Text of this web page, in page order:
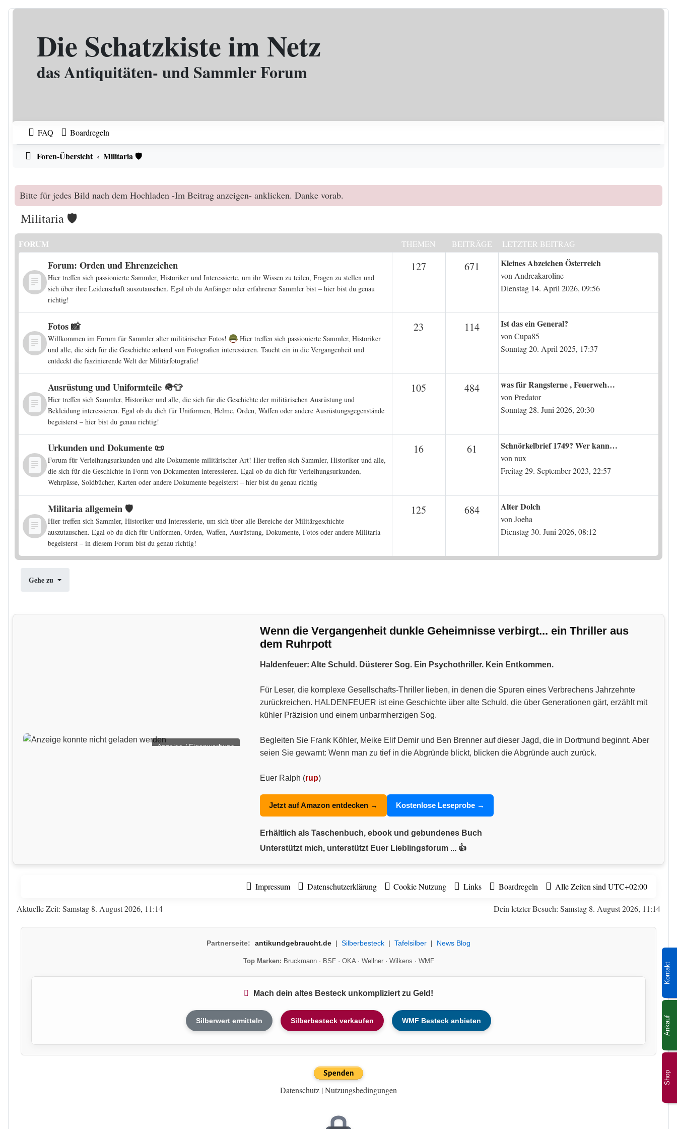
Shop
Kontakt
Ankauf
Zum Inhalt
Die Schatzkiste im Netz
das Antiquitäten- und Sammler Forum
FAQ Boardregeln
Foren-Übersicht Militaria 🛡️
Bitte für jedes Bild nach dem Hochladen -Im Beitrag anzeigen- anklicken. Danke vorab.
Militaria 🛡️
FORUM THEMEN BEITRÄGE LETZTER BEITRAG
Forum: Orden und Ehrenzeichen
Hier treffen sich passionierte Sammler, Historiker und Interessierte, um ihr Wissen zu teilen, Fragen zu stellen und
sich über ihre Leidenschaft auszutauschen. Egal ob du Anfänger oder erfahrener Sammler bist – hier bist du genau
richtig!
127 671 BeiträgeLetzter Beitrag
Kleines Abzeichen Österreich
von Andreakaroline
Dienstag 14. April 2026, 09:56
Fotos 📸
Willkommen im Forum für Sammler alter militärischer Fotos!
Hier treffen sich passionierte Sammler, Historiker
und alle, die sich für die Geschichte anhand von Fotografien interessieren. Taucht ein in die Vergangenheit und
entdeckt die faszinierende Welt der Militärfotografie!
23 114BeiträgeLetzter Beitrag
Ist das ein General?
vonCupa85
Sonntag 20. April 2025, 17:37
Ausrüstung und Uniformteile 🪖👕
Hier treffen sich Sammler, Historiker und alle, die sich für die Geschichte der militärischen Ausrüstung und
Bekleidung interessieren. Egal ob du dich für Uniformen, Helme, Orden, Waffen oder andere Ausrüstungsgegenstände
begeisterst – hier bist du genau richtig!
105 484BeiträgeLetzter Beitrag
was für Rangsterne , Feuerweh…
vonPredator
Sonntag 28. Juni 2026, 20:30
Urkunden und Dokumente 📜
Forum für Verleihungsurkunden und alte Dokumente militärischer Art! Hier treffen sich Sammler, Historiker und alle,
die sich für die Geschichte in Form von Dokumenten interessieren. Egal ob du dich für Verleihungsurkunden,
Wehrpässe, Soldbücher, Karten oder andere Dokumente begeisterst – hier bist du genau richtig
16Themen 61 BeiträgeLetzter Beitrag
Schnörkelbrief 1749? Wer kann…
vonnux
Freitag 29. September 2023, 22:57
Militaria allgemein 🛡️
Hier treffen sich Sammler, Historiker und Interessierte, um sich über alle Bereiche der Militärgeschichte
auszutauschen. Egal ob du dich für Uniformen, Orden, Waffen, Ausrüstung, Dokumente, Fotos oder andere Militaria
begeisterst – in diesem Forum bist du genau richtig!
125 684BeiträgeLetzter Beitrag
Alter Dolch
vonJoeha
Dienstag 30. Juni 2026, 08:12
Gehe zu
Anzeige / Eigenwerbung
Wenn die Vergangenheit dunkle Geheimnisse verbirgt... ein Thriller aus
dem Ruhrpott
Haldenfeuer: Alte Schuld. Düsterer Sog. Ein Psychothriller. Kein Entkommen.
Für Leser, die komplexe Gesellschafts-Thriller lieben, in denen die Spuren eines Verbrechens Jahrzehnte
zurückreichen. HALDENFEUER ist eine Geschichte über alte Schuld, die über Generationen gärt, erzählt mit
kühler Präzision und einem unbarmherzigen Sog.
Begleiten Sie Frank Köhler, Meike Elif Demir und Ben Brenner auf dieser Jagd, die in Dortmund beginnt. Aber
seien Sie gewarnt: Wenn man zu tief in die Abgründe blickt, blicken die Abgründe auch zurück.
Euer Ralph (rup)
Jetzt auf Amazon entdecken → Kostenlose Leseprobe →
Erhältlich als Taschenbuch, ebook und gebundenes Buch
Unterstützt mich, unterstützt Euer Lieblingsforum ... 👍
Impressum Datenschutzerklärung Cookie Nutzung Links Boardregeln Alle Zeiten sindUTC+02:00
Dein letzter Besuch: Samstag 8. August 2026, 11:14
Aktuelle Zeit: Samstag 8. August 2026, 11:14
Partnerseite: antikundgebraucht.de | Silberbesteck | Tafelsilber | News Blog
Top Marken: Bruckmann· BSF· OKA· Wellner· Wilkens · WMF
Mach dein altes Besteck unkompliziert zu Geld!
Silberwert ermitteln Silberbesteck verkaufen WMF Besteck anbieten
Datenschutz |Nutzungsbedingungen